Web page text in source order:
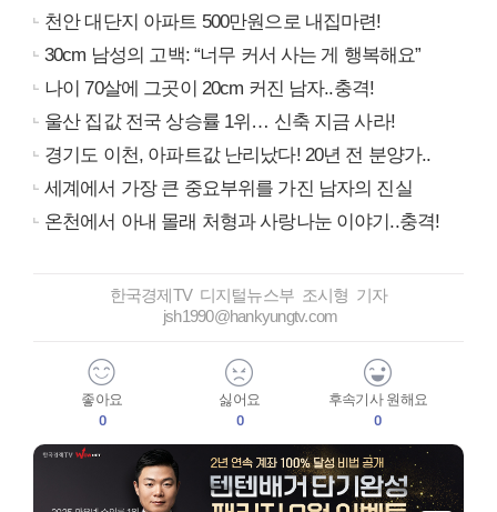
천안 대단지 아파트 500만원으로 내집마련!
30cm 남성의 고백: “너무 커서 사는 게 행복해요”
나이 70살에 그곳이 20cm 커진 남자..충격!
울산 집값 전국 상승률 1위… 신축 지금 사라!
경기도 이천, 아파트값 난리났다! 20년 전 분양가..
세계에서 가장 큰 중요부위를 가진 남자의 진실
온천에서 아내 몰래 처형과 사랑나눈 이야기..충격!
한국경제TV 디지털뉴스부 조시형 기자
jsh1990@hankyungtv.com
좋아요
0
싫어요
0
후속기사 원해요
0